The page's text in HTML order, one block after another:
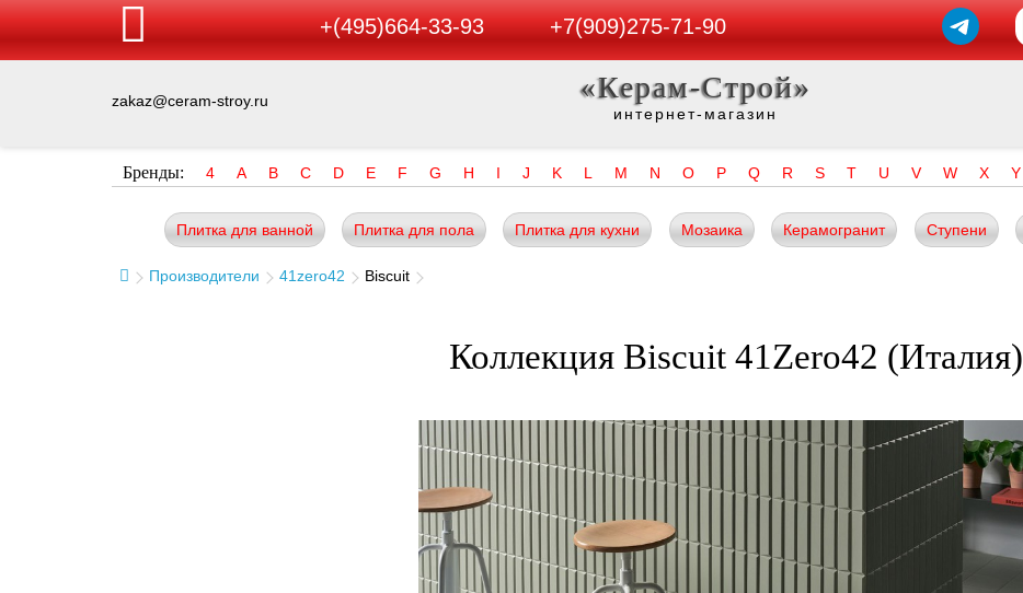
+(495)664-33-93 +7(909)275-71-90
zakaz@ceram-stroy.ru «Керам-Строй»
интернет-магазин
Бренды: 4 A B C D E F G H I J K L M N O P Q R S T U V W X Y
Плитка для ванной Плитка для пола Плитка для кухни Мозаика Керамогранит Ступени
Производители 41zero42 Biscuit
Коллекция Biscuit 41Zero42 (Италия)